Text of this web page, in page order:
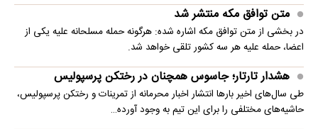
متن توافق مکه منتشر شد
در بخشی از متن توافق مکه اشاره شده: هرگونه حمله مسلحانه علیه یکی از
اعضا، حمله علیه هر سه کشور تلقی خواهد شد.
هشدار تارتار؛ جاسوس همچنان در رختکن پرسپولیس
طی سال‌های اخیر بارها انتشار اخبار محرمانه از تمرینات و رختکن پرسپولیس،
حاشیه‌های مختلفی را برای این تیم به وجود آورده…